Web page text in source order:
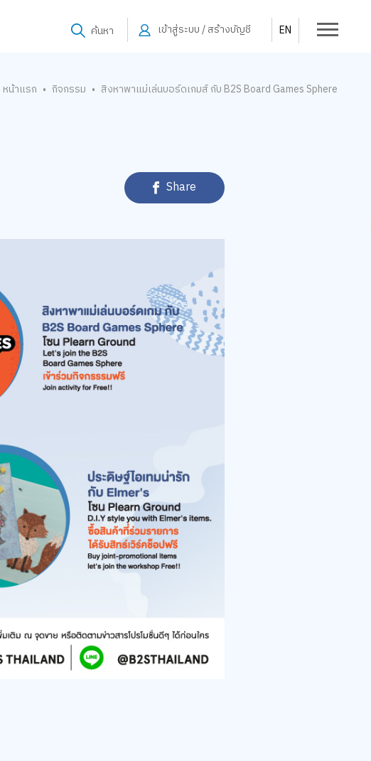
ค้นหา เข้าสู่ระบบ / สร้างบัญชี EN
หน้าแรก • กิจกรรม • สิงหาพาแม่เล่นบอร์ดเกมส์ กับ B2S Board Games Sphere
Share